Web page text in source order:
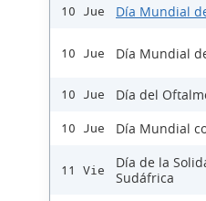
10 Jue Día Mundial
10 Jue Día Mundial
10 Jue Día del
10 Jue Día Mundial
11 Vie
Día de la
Sudáfrica